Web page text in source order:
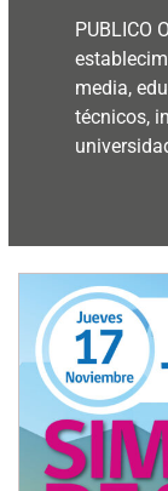
PUBLICO
media,
técnicos,